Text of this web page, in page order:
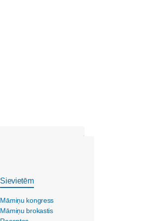
Sievietēm
Māmiņu kongress
Māmiņu brokastis